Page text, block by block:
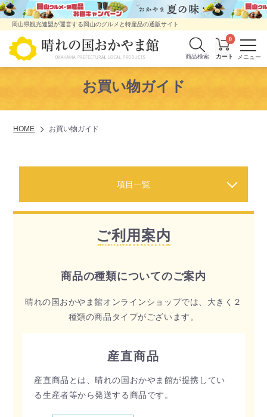
岡山県観光連盟が運営する岡山のグルメと特産品の通販サイト
商品検索
0
お買い物ガイド
HOME お買い物ガイド
項目一覧
ご利用案内
商品の種類についてのご案内
晴れの国おかやま館オンラインショップでは、大きく２
種類の商品タイプがございます。
産直商品
産直商品とは、晴れの国おかやま館が提携してい
る生産者等から発送する商品です。